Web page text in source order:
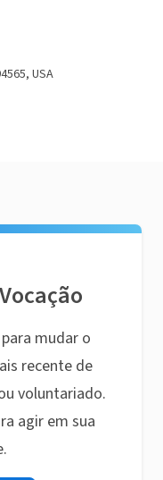
USA
mudar o
recente de
voluntariado.
agir em sua